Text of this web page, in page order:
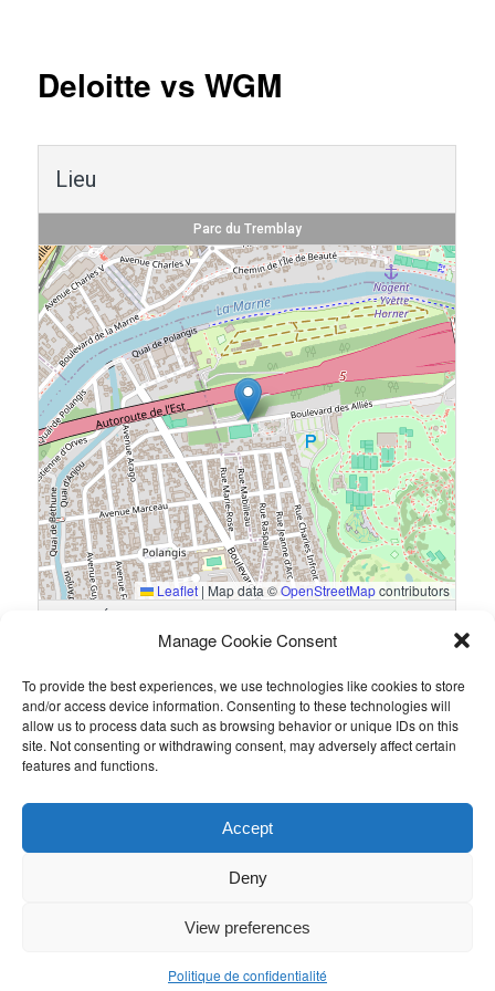
Manage Cookie Consent
To provide the best experiences, we use technologies like cookies to store
and/or access device information. Consenting to these technologies will
allow us to process data such as browsing behavior or unique IDs on this
site. Not consenting or withdrawing consent, may adversely affect certain
features and functions.
Accept
Deny
View preferences
Politique de confidentialité
Deloitte vs WGM
Lieu
Parc du Tremblay
Leaflet | Map data ©OpenStreetMapcontributors
Résultats
Équipe Goals
Deloitte
WGM
0
Ce contenu a été publié parGuillaume PETIT. Mettez-le en favori
Politique de confidentialité